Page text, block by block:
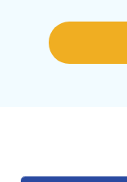
弁（フラ […]